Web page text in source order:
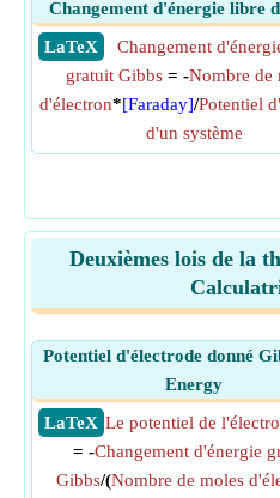
Changement d'énergie libre
​ LaTeX
Changement
gratuit Gibbs = -Nombre de
d'électron*[Faraday]/Potentiel
d'un système
Deuxièmes lois de la
Potentiel d'électrode donné
Energy
​ LaTeX Le potentiel de
= -Changement d'énergie
Gibbs/(Nombre de moles